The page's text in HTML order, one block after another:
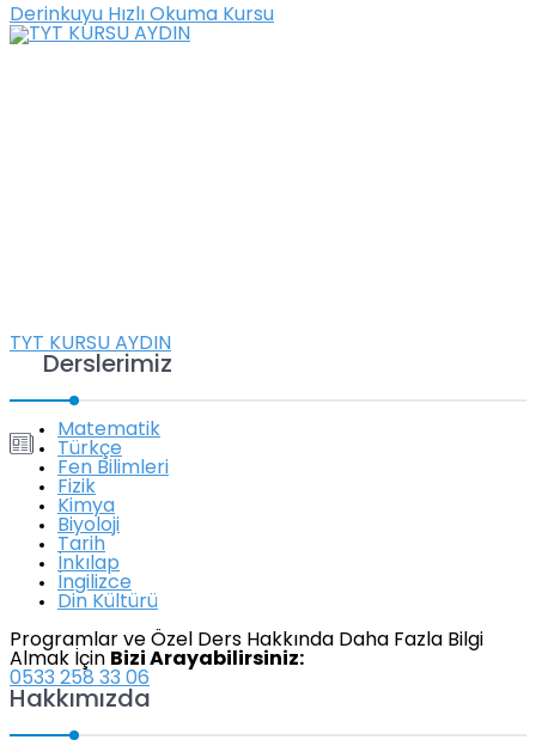
Derinkuyu Hızlı Okuma Kursu
TYT KURSU AYDIN
Derslerimiz
Matematik
Türkçe
Fen Bilimleri
Fizik
Kimya
Biyoloji
Tarih
İnkılap
İngilizce
Din Kültürü
Programlar ve Özel Ders Hakkında Daha Fazla Bilgi
Almak İçin Bizi Arayabilirsiniz:
0533 258 33 06
Hakkımızda